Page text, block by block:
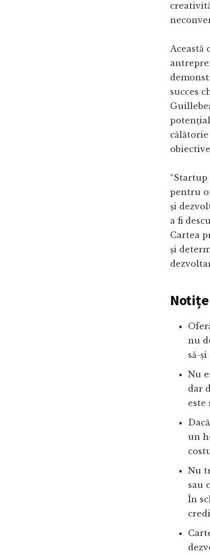
Această
succes
“Startup
pentru
și
a fi
Cartea
și
nu
să-și
Nu
dar
este
un
Nu
sau
În